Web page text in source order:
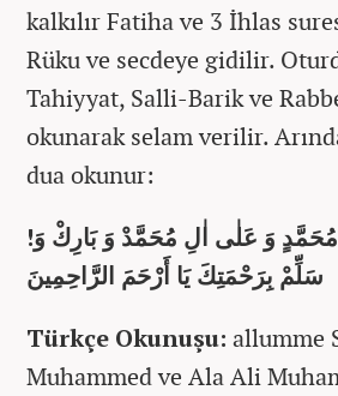
kalkılır Fatiha ve 3 İhlas
Rüku ve secdeye gidilir.
Tahiyyat, Salli-Barik ve
okunarak selam verilir.
dua okunur:
!اَللّٰهُمَّ صَلِ عَلٰى مُحَمَّدٍ وَ عَلٰى اٰلِ مُحَمَّدْ وَ بَارِكْ وَ
سَلِّمْ بِرَحْمَتِكَ يَا أَرْحَمَ الرَّاحِمِينَ
Türkçe Okunuşu: allumme
Muhammed ve Ala Ali